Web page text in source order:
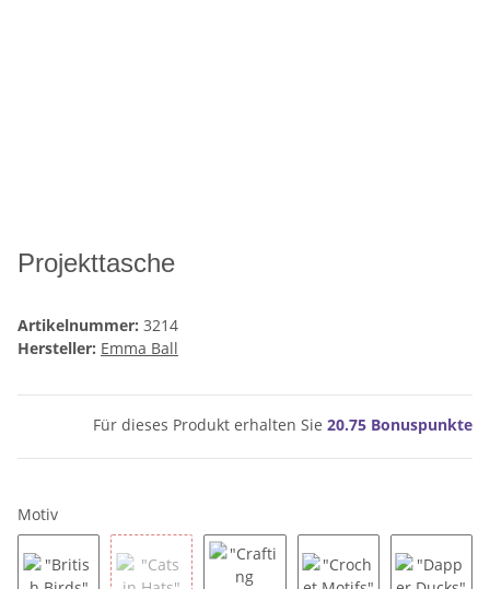
Projekttasche
Artikelnummer: 3214
Hersteller: Emma Ball
Für dieses Produkt erhalten Sie 20.75 Bonuspunkte
Motiv